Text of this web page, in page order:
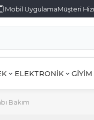
Mobil UygulamaMüşteri
ELEKTRONİK
Bakım